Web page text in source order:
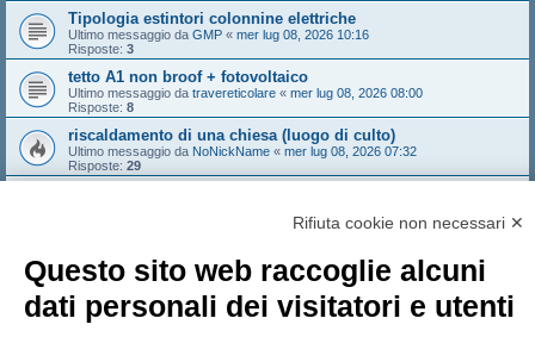
Tipologia estintori colonnine elettriche
Ultimo messaggio da GMP « mer lug 08, 2026 10:16
Risposte: 3
tetto A1 non broof + fotovoltaico
Ultimo messaggio da travereticolare « mer lug 08, 2026 08:00
Risposte: 8
riscaldamento di una chiesa (luogo di culto)
Ultimo messaggio da NoNickName « mer lug 08, 2026 07:32
Risposte: 29
Nuovo argomento
Pagina di 156
1 2 3 4 5 … 156 Prossimo
Rifiuta cookie non necessari ✕
Questo sito web raccoglie alcuni
dati personali dei visitatori e utenti